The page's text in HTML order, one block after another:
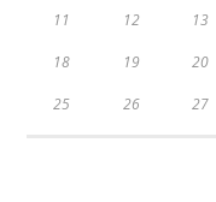
11 12 13
18 19 20
25 26 27